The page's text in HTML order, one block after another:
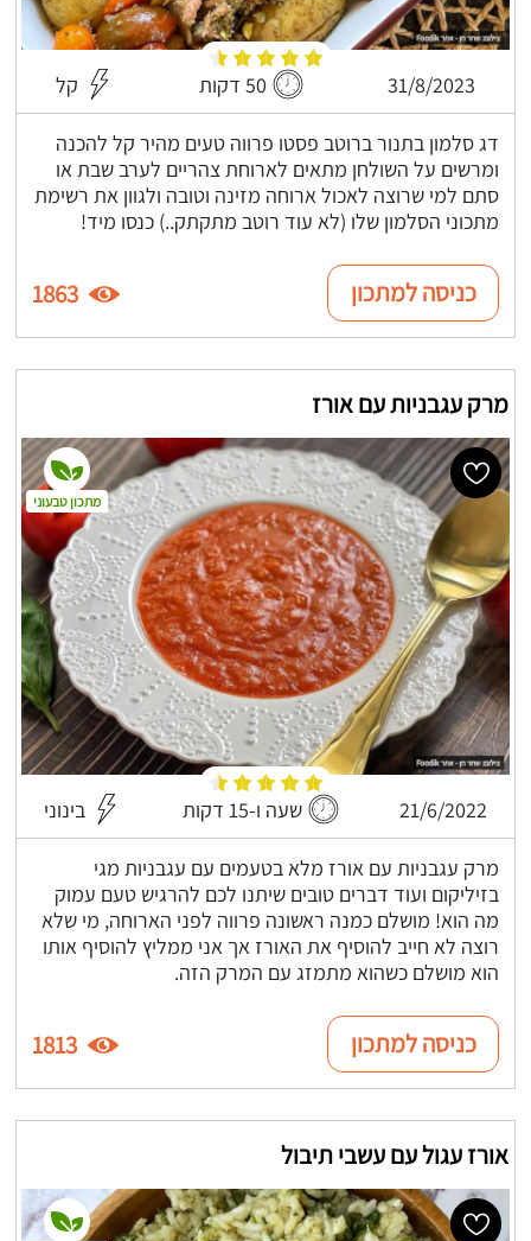
31/8/2023 50 דקות קל
דג סלמון בתנור ברוטב פסטו פרווה טעים מהיר קל להכנה
ומרשים על השולחן מתאים לארוחת צהריים לערב שבת או
סתם למי שרוצה לאכול ארוחה מזינה וטובה ולגוון את רשימת
מתכוני הסלמון שלו (לא עוד רוטב מתקתק..) כנסו מיד!
כניסה למתכון 1863
מרק עגבניות עם אורז
21/6/2022 שעה ו-15 דקות בינוני
מרק עגבניות עם אורז מלא בטעמים עם עגבניות מגי
בזיליקום ועוד דברים טובים שיתנו לכם להרגיש טעם עמוק
מה הוא! מושלם כמנה ראשונה פרווה לפני הארוחה, מי שלא
רוצה לא חייב להוסיף את האורז אך אני ממליץ להוסיף אותו
הוא מושלם כשהוא מתמזג עם המרק הזה.
מתכון טבעוני
כניסה למתכון 1813
אורז עגול עם עשבי תיבול